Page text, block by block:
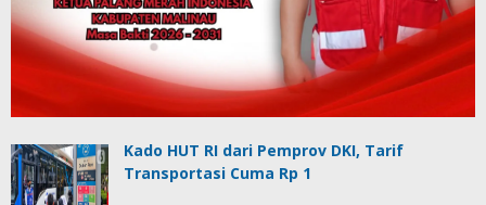
Kado HUT RI dari Pemprov DKI, Tarif
Transportasi Cuma Rp 1